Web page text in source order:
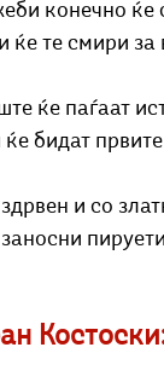
конечно ќе
ќе те смири
ќе паѓаат
бидат
и со